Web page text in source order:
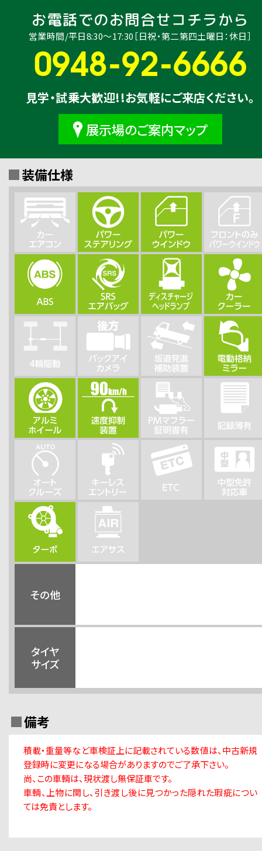
お電話でのお問合せコチラから
営業時間/平日8:30〜17:30［日祝・第二第四土曜日：休日］
0948-92-6666
見学・試乗大歓迎!!お気軽にご来店ください。
展示場のご案内マップ
装備仕様
その他
タイヤ
サイズ
備考
積載・重量等など車検証上に記載されている数値は、中古新規
登録時に変更になる場合がありますのでご了承下さい。
尚、この車輌は、現状渡し無保証車です。
車輌、上物に関し、引き渡し後に見つかった隠れた瑕疵につい
ては免責とします。